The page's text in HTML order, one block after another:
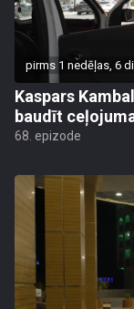
pirms 1 nedēļas, 6
Kaspars
baudīt
68. epizode